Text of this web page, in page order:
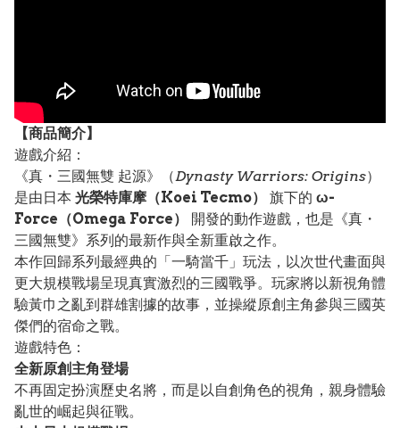
【商品簡介】
遊戲介紹：
《真・三國無雙 起源》（Dynasty Warriors: Origins）
是由日本 光榮特庫摩（Koei Tecmo） 旗下的 ω-
Force（Omega Force）
開發的動作遊戲，也是《真・
三國無雙》系列的最新作與全新重啟之作。
本作回歸系列最經典的「一騎當千」玩法，以次世代畫面與
更大規模戰場呈現真實激烈的三國戰爭。玩家將以新視角體
驗黃巾之亂到群雄割據的故事，並操縱原創主角參與三國英
傑們的宿命之戰。
遊戲特色：
全新原創主角登場
不再固定扮演歷史名將，而是以自創角色的視角，親身體驗
亂世的崛起與征戰。